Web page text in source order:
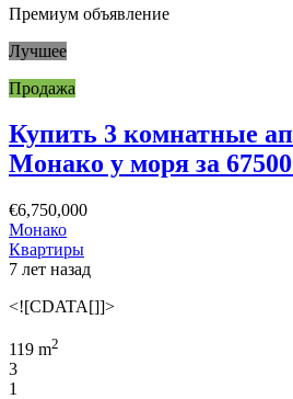
Премиум объявление
Лучшее
Продажа
Купить 3 комнатные
Монако у моря за
€6,750,000
Монако
Квартиры
7 лет назад
<![CDATA[]]>
119 m2
3
1